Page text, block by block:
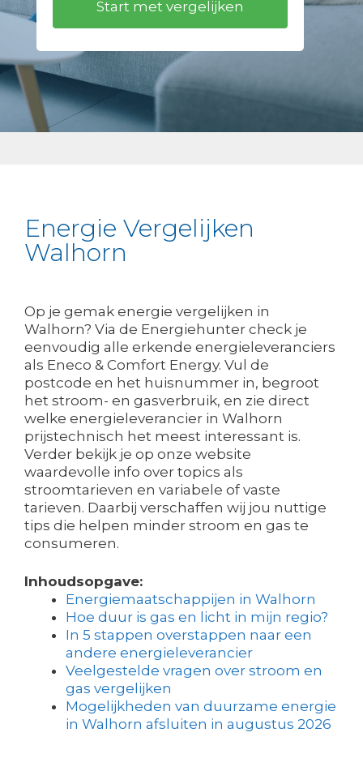
Energie Vergelijken
Walhorn
Op je gemak energie vergelijken in
Walhorn? Via de Energiehunter check je
eenvoudig alle erkende energieleveranciers
als Eneco & Comfort Energy. Vul de
postcode en het huisnummer in, begroot
het stroom- en gasverbruik, en zie direct
welke energieleverancier in Walhorn
prijstechnisch het meest interessant is.
Verder bekijk je op onze website
waardevolle info over topics als
stroomtarieven en variabele of vaste
tarieven. Daarbij verschaffen wij jou nuttige
tips die helpen minder stroom en gas te
consumeren.
Inhoudsopgave:
Energiemaatschappijen in Walhorn
Hoe duur is gas en licht in mijn regio?
In 5 stappen overstappen naar een
andere energieleverancier
Veelgestelde vragen over stroom en
gas vergelijken
Mogelijkheden van duurzame energie
in Walhorn afsluiten in augustus 2026